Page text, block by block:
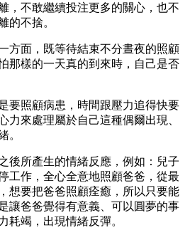
，不敢繼續投注更多的關心，也不
的不捨。
方面，既等待結束不分晝夜的照顧
那樣的一天真的到來時，自己是否
要照顧病患，時間跟壓力追得快要
力來處理屬於自己這種偶爾出現、
。
後所產生的情緒反應，例如：兒子
工作，全心全意地照顧爸爸，從最
想要把爸爸照顧痊癒，所以只要能
讓爸爸覺得有意義、可以圓夢的事
耗竭，出現情緒反彈。